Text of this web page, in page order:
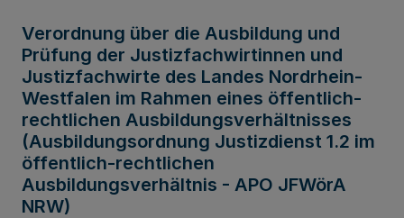
Verordnung über die Ausbildung und
Prüfung der Justizfachwirtinnen und
Justizfachwirte des Landes Nordrhein-
Westfalen im Rahmen eines öffentlich-
rechtlichen Ausbildungsverhältnisses
(Ausbildungsordnung Justizdienst 1.2 im
öffentlich-rechtlichen
Ausbildungsverhältnis - APO JFWörA
NRW)